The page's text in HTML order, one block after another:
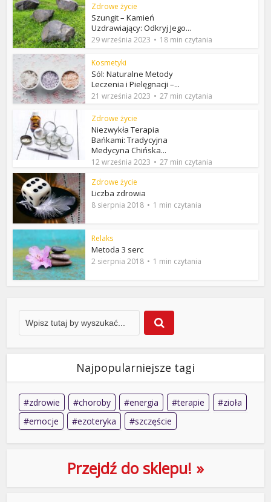
Zdrowe życie
Szungit – Kamień
Uzdrawiający: Odkryj Jego...
29 września 2023 18 min czytania
Kosmetyki
Sól: Naturalne Metody
Leczenia i Pielęgnacji –...
21 września 2023 27 min czytania
Zdrowe życie
Niezwykła Terapia
Bańkami: Tradycyjna
Medycyna Chińska...
12 września 2023
27 min czytania
Zdrowe życie
Liczba zdrowia
8 sierpnia 2018 1 min czytania
Relaks
Metoda 3 serc
2 sierpnia 2018 1 min czytania
Najpopularniejsze tagi
zdrowie choroby energia terapie
zioła
emocje
ezoteryka szczęście
Przejdź do sklepu! »